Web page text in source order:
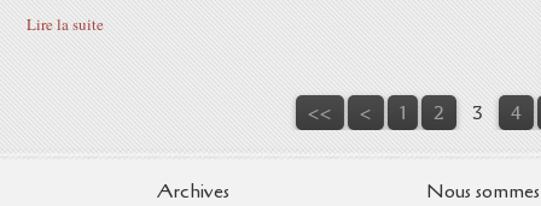
Lire la suite
<< < 1 2 3 4
Archives Nous